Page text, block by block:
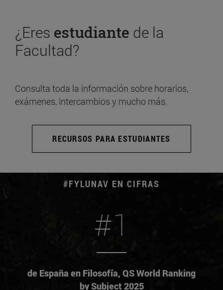
¿Eres estudiante de la
Facultad?
Consulta toda la información sobre horarios,
exámenes, intercambios y mucho más.
RECURSOS PARA ESTUDIANTES
#FYLUNAV EN CIFRAS
#1
de España en Filosofía, QS World Ranking
by Subject 2025